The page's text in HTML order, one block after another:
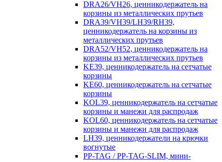
DRA26/VH26, ценникодержатель на
корзины из металлических прутьев
DRA39/VH39/LH39/RH39,
ценникодержатель на корзины из
металлических прутьев
DRA52/VH52, ценникодержатель на
корзины из металлических прутьев
KE39, ценникодержатель на сетчатые
корзины
KE60, ценникодержатель на сетчатые
корзины
KOL39, ценникодержатель на сетчатые
корзины и манежи для распродаж
KOL60, ценникодержатель на сетчатые
корзины и манежи для распродаж
LH39, ценникодержатели на крючки
вогнутые
PP-TAG / PP-TAG-SLIM, мини-